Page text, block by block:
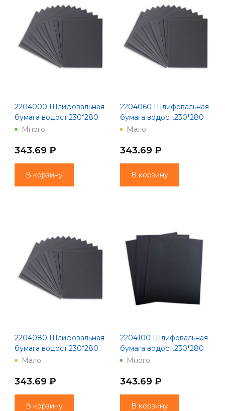
2204000 Шлифовальная
бумага водост.230*280
зерно 1000 10 шт 60
Много
343.69 ₽
В корзину
2204060 Шлифовальная
бумага водост.230*280
зерно 60 10 шт 100
Мало
343.69 ₽
В корзину
2204080 Шлифовальная
бумага водост.230*280
зерно 80 10 шт 100
Мало
343.69 ₽
В корзину
2204100 Шлифовальная
бумага водост.230*280
зерно 100 10 шт 100
Много
343.69 ₽
В корзину